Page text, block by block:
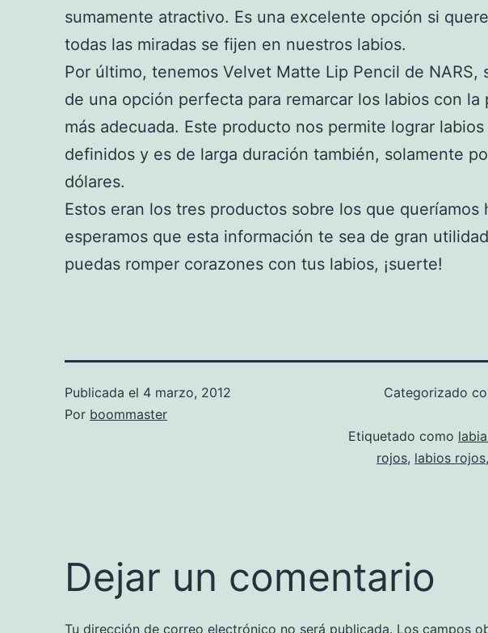
sumamente atractivo. Es una excelente opción si
todas las miradas se fijen en nuestros labios.
Por último, tenemos Velvet Matte Lip Pencil de NARS,
de una opción perfecta para remarcar los labios con la
más adecuada. Este producto nos permite lograr
definidos y es de larga duración también, solamente
dólares.
Estos eran los tres productos sobre los que queríamos
esperamos que esta información te sea de gran
puedas romper corazones con tus labios, ¡suerte!
Publicada el 4 marzo, 2012
Por boommaster
Categorizado
Etiquetado como
rojos, labios rojos,
Dejar un comentario
Tu dirección de correo electrónico no será publicada. Los campos